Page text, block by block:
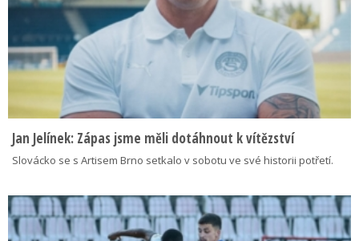
Jan Jelínek: Zápas jsme měli dotáhnout k vítězství
Slovácko se s Artisem Brno setkalo v sobotu ve své historii potřetí.